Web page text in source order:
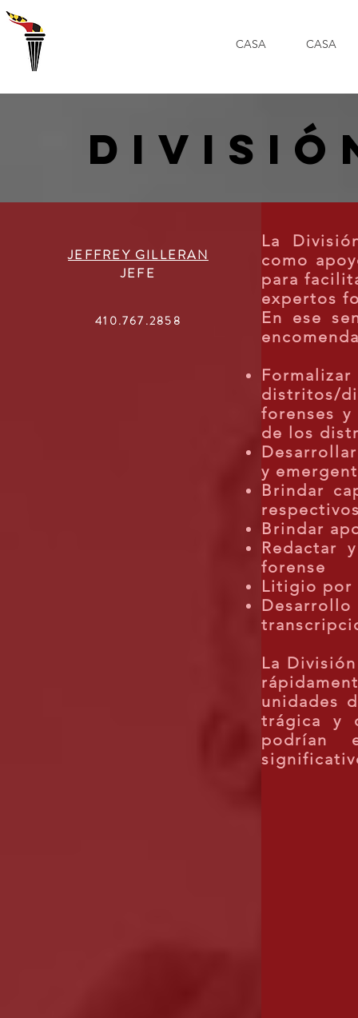
CASA CASA
JEFFREY GILLERAN
JEFE
410.767.2858
La
como
para
expertos
En ese
distritos/
forenses y
de los
y
Brindar
Brindar
Redactar
forense
Litigio por
La
unidades
trágica y
podrían